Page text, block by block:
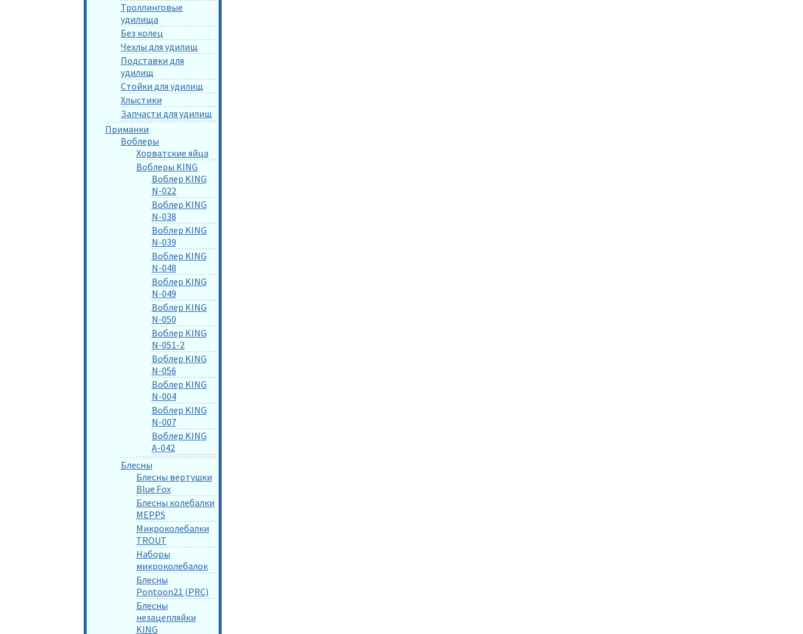
Троллинговые
удилища
Без колец
Чехлы для удилищ
Подставки для
удилищ
Стойки для удилищ
Хлыстики
Запчасти для удилищ
Приманки
Воблеры
Хорватские яйца
Воблеры KING
Воблер KING
N-022
Воблер KING
N-038
Воблер KING
N-039
Воблер KING
N-048
Воблер KING
N-049
Воблер KING
N-050
Воблер KING
N-051-2
Воблер KING
N-056
Воблер KING
N-004
Воблер KING
N-007
Воблер KING
A-042
Блесны
Блесны вертушки
Blue Fox
Блесны колебалки
MEPPS
Микроколебалки
TROUT
Наборы
микроколебалок
Блесны
Pontoon21 (PRC)
Блесны
незацепляйки
KING